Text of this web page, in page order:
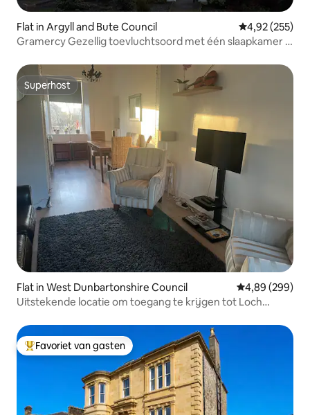
Flat in Argyll and Bute Council Gemiddelde
4,92 (255)
Gramercy Gezellig toevluchtsoord met één slaapkamer -
Superhost
Superhost
Flat in West Dunbartonshire Council Gemiddelde
4,89 (299)
Uitstekende locatie om toegang te krijgen tot Loch
Topfavoriet van gasten
Favoriet van gasten